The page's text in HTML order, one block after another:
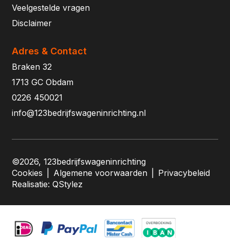
Veelgestelde vragen
Disclaimer
Adres & Contact
Braken 32
1713 GC Obdam
0226 450021
info@123bedrijfswageninrichting.nl
©2026, 123bedrijfswageninrichting
Cookies
Algemene voorwaarden
Privacybeleid
Realisatie: QStylez